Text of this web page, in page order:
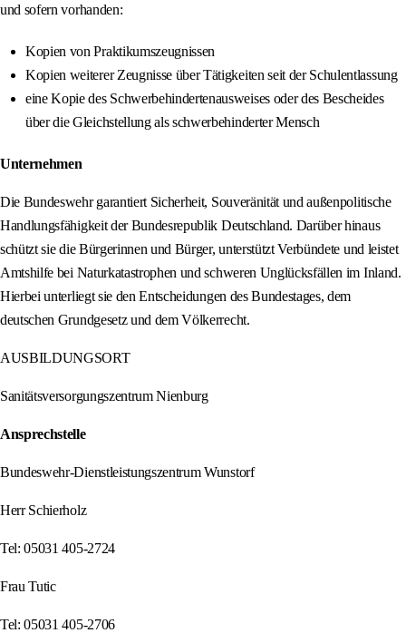
und sofern vorhanden:
Kopien von Praktikumszeugnissen
Kopien weiterer Zeugnisse über Tätigkeiten seit der Schulentlassung
eine Kopie des Schwerbehindertenausweises oder des Bescheides
über die Gleichstellung als schwerbehinderter Mensch
Unternehmen
Die Bundeswehr garantiert Sicherheit, Souveränität und außenpolitische
Handlungsfähigkeit der Bundesrepublik Deutschland. Darüber hinaus
schützt sie die Bürgerinnen und Bürger, unterstützt Verbündete und leistet
Amtshilfe bei Naturkatastrophen und schweren Unglücksfällen im Inland.
Hierbei unterliegt sie den Entscheidungen des Bundestages, dem
deutschen Grundgesetz und dem Völkerrecht.
AUSBILDUNGSORT
Sanitätsversorgungszentrum Nienburg
Ansprechstelle
Bundeswehr-Dienstleistungszentrum Wunstorf
Herr Schierholz
Tel: 05031 405-2724
Frau Tutic
Tel: 05031 405-2706